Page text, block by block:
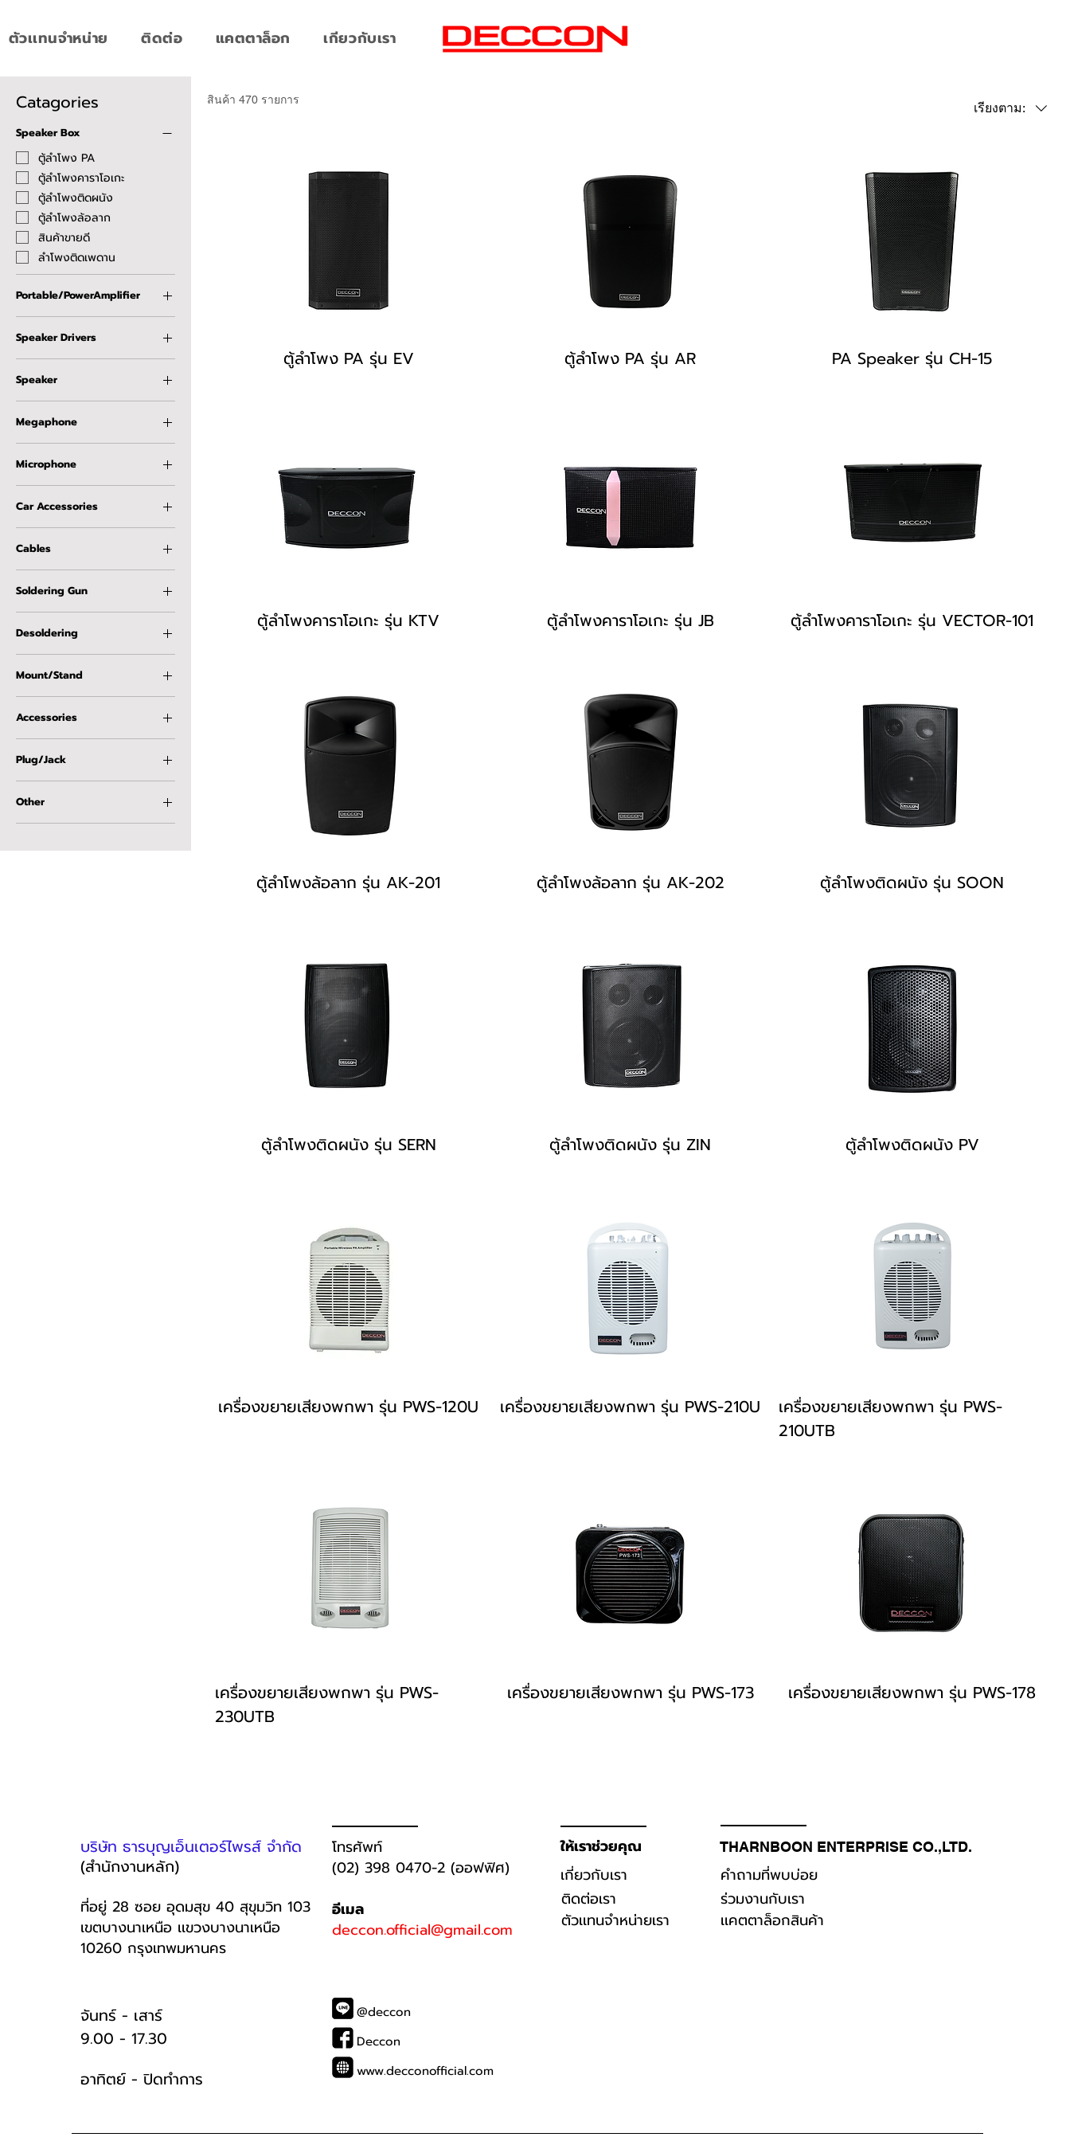
ตัวเเทนจำหน่าย ติดต่อ แคตตาล็อก เกียวกับเรา
Catagories
Speaker Box
ตู้ลำโพง PA
ตู้ลำโพงคาราโอเกะ
ตู้ลำโพงติดผนัง
ตู้ลำโพงล้อลาก
สินค้าขายดี
ลำโพงติดเพดาน
Portable/PowerAmplifier
เครื่องขยายเสียงพกพา
ตู้ลำโพงปาร์ตี้
เครื่องขยายเสียง
Speaker Drivers
ดอกลำโพงคอมเพลสชั่น
ดอกลำโพงโคแอกเชียล
ดอกลำโพงซับวูฟเฟอร์
ดอกลำโพงซุปเปอร์ทวิตเตอร์
ดอกลำโพงโดมทวิตเตอร์
ดอกลำโพงโดมทวิตเตอร์
รถยนต์
ดอกลำโพงทวิตเตอร์เปียโซ่
ดอกลำโพงวูฟเฟอร์
วอยซ์คอยล์ดอกลำโพง
Speaker
ลำโพงทวิตเตอร์ปากแตร
ลำโพงเปียโซ่ไซเรน
ลำโพงฮอร์น
Megaphone
โทรโข่ง
Microphone
ไมโครโฟนประชุม
ไมโครโฟนสาย
ขาตั้งไมโครโฟน
คอสวมไมโครโฟน
ไมโครโฟนไร้สายแบบแร็ค
ไมโครโฟนไร้สายแบบพกพา
Car Accessories
เครื่องขยายเสียงรถยนต์
วงจรแบ่งความถี่รถยนต์
Cables
สาย RCA และ AUX
สายลำโพง และ HDMI
ท่อหด และ สายรัด
อุปกรณ์โทรศัพท์
Soldering Gun
ปลาย และ ไส้หัวแร้ง
หัวแร้งปืน หัวแร้งแช่
Desoldering
ปืนยิงกาว และ ที่ดูดตะกั่ว
Mount/Stand
ขาแขวนตู้ลำโพงติดผนัง
ขาแขวนทีวี
ขาตั้งตู้ลำโพง
ขาตั้งไมโครโฟน
Accessories
ขาแขวนตู้ลำโพงติดผนัง
ขาตั้งตู้ลำโพง
ท่อลม และ มุมตู้ลำโพง
แท็ปลำโพง
ไบดิ้งบอร์ด
Plug/Jack
ปลั๊ก AUX
ปลั๊ก AUX 6.3 มม
หัวปลั๊ก BNC
Other
คาปาซิเตอร์
คาปาซิเตอร์มอเตอร์พัดลม
สินค้า 470 รายการ
เรียงตาม:
ตู้ลำโพง PA รุ่น EV ตู้ลำโพง PA รุ่น AR PA Speaker รุ่น CH-15
ตู้ลำโพงคาราโอเกะ รุ่น KTV ตู้ลำโพงคาราโอเกะ รุ่น JB ตู้ลำโพงคาราโอเกะ รุ่น VECTOR-101
ตู้ลำโพงล้อลาก รุ่น AK-201 ตู้ลำโพงล้อลาก รุ่น AK-202 ตู้ลำโพงติดผนัง รุ่น SOON
ตู้ลำโพงติดผนัง รุ่น SERN ตู้ลำโพงติดผนัง รุ่น ZIN ตู้ลำโพงติดผนัง PV
เครื่องขยายเสียงพกพา รุ่น PWS-120U เครื่องขยายเสียงพกพา รุ่น PWS-210U
เครื่องขยายเสียงพกพา รุ่น PWS-
210UTB
เครื่องขยายเสียงพกพา รุ่น PWS-
230UTB
เครื่องขยายเสียงพกพา รุ่น PWS-173 เครื่องขยายเสียงพกพา รุ่น PWS-178
บริษัท ธารบุญเอ็นเตอร์ไพรส์ จำกัด
(สำนักงานหลัก)
ที่อยู่ 28 ซอย อุดมสุข 40 สุขุมวิท 103
เขตบางนาเหนือ เเขวงบางนาเหนือ
10260 กรุงเทพมหานคร
จันทร์ - เสาร์
9.00 - 17.30
อาทิตย์ - ปิดทำการ
โทรศัพท์
(02) 398 0470-2 (ออฟฟิศ)
อีเมล
deccon.official@gmail.com
@deccon
Deccon
www.decconofficial.com
ให้เราช่วยคุณ THARNBOON ENTERPRISE CO.,LTD.
เกี่ยวกับเรา
ติดต่อเรา
ตัวเเทนจำหน่ายเรา
คำถามที่พบบ่อย
ร่วมงานกับเรา
เเคตตาล็อกสินค้า